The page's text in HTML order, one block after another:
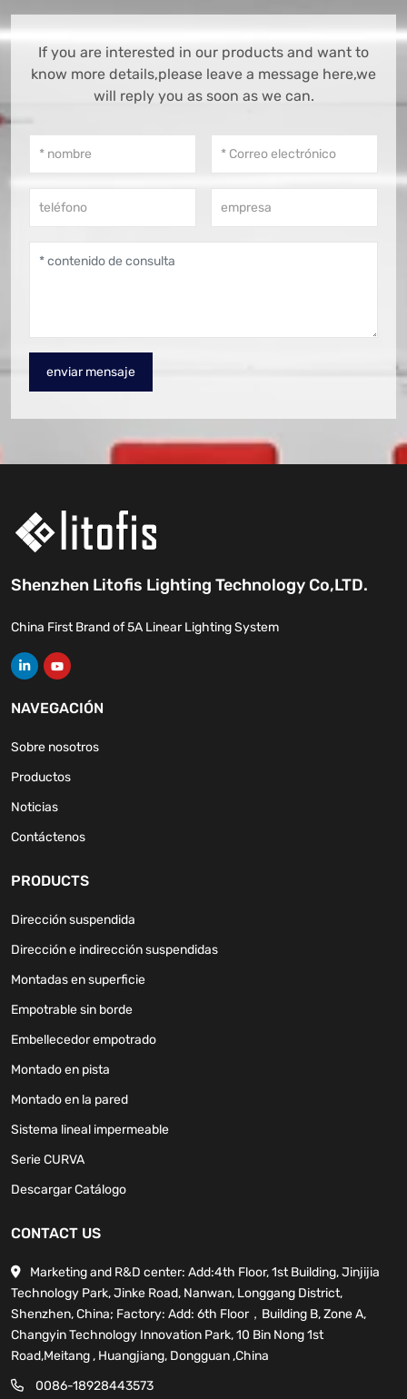
If you are interested in our products and want to
know more details,please leave a message here,we
will reply you as soon as we can.
enviar mensaje
Shenzhen Litofis Lighting Technology Co,LTD.
China First Brand of 5A Linear Lighting System
NAVEGACIÓN
Sobre nosotros
Productos
Noticias
Contáctenos
PRODUCTS
Dirección suspendida
Dirección e indirección suspendidas
Montadas en superficie
Empotrable sin borde
Embellecedor empotrado
Montado en pista
Montado en la pared
Sistema lineal impermeable
Serie CURVA
Descargar Catálogo
CONTACT US
Marketing and R&D center: Add:4th Floor, 1st Building, Jinjijia
Technology Park, Jinke Road, Nanwan, Longgang District,
Shenzhen, China; Factory: Add: 6th Floor，Building B, Zone A,
Changyin Technology Innovation Park, 10 Bin Nong 1st
Road,Meitang , Huangjiang, Dongguan ,China
0086-18928443573